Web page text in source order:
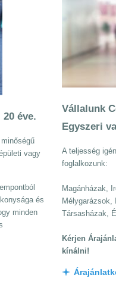
éve.
vagy
és
minden
Vállalunk
Egyszeri
A teljesség
foglalkozunk:
Magánházak,
Mélygarázsok,
Társasházak,
Kérjen
kínálni!